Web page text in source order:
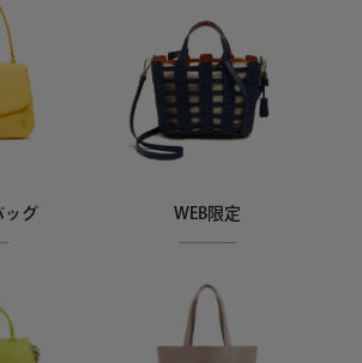
ッグ WEB限定